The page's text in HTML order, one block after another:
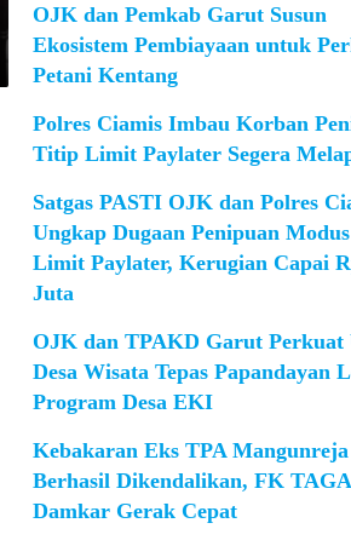
OJK dan Pemkab Garut Susun
Ekosistem Pembiayaan untuk
Petani Kentang
Polres Ciamis Imbau Korban
Titip Limit Paylater Segera
Satgas PASTI OJK dan Polres
Ungkap Dugaan Penipuan
Limit Paylater, Kerugian Capai
Juta
OJK dan TPAKD Garut
Desa Wisata Tepas Papandayan
Program Desa EKI
Kebakaran Eks TPA Mangunreja
Berhasil Dikendalikan, FK
Damkar Gerak Cepat